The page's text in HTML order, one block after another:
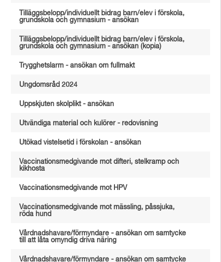
Tilläggsbelopp/individuellt bidrag barn/elev i förskola,
grundskola och gymnasium - ansökan
Tilläggsbelopp/individuellt bidrag barn/elev i förskola,
grundskola och gymnasium - ansökan (kopia)
Trygghetslarm - ansökan om fullmakt
Ungdomsråd 2024
Uppskjuten skolplikt - ansökan
Utvändiga material och kulörer - redovisning
Utökad vistelsetid i förskolan - ansökan
Vaccinationsmedgivande mot difteri, stelkramp och
kikhosta
Vaccinationsmedgivande mot HPV
Vaccinationsmedgivande mot mässling, påssjuka,
röda hund
Vårdnadshavare/förmyndare - ansökan om samtycke
till att låta omyndig driva näring
Vårdnadshavare/förmyndare - ansökan om samtycke